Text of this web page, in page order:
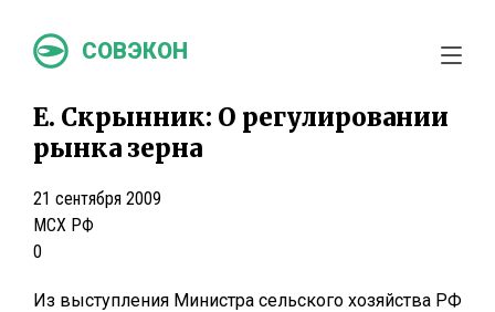
СОВЭКОН
Е. Скрынник: О регулировании
рынка зерна
21 сентября 2009
МСХ РФ
0
Из выступления Министра сельского хозяйства РФ